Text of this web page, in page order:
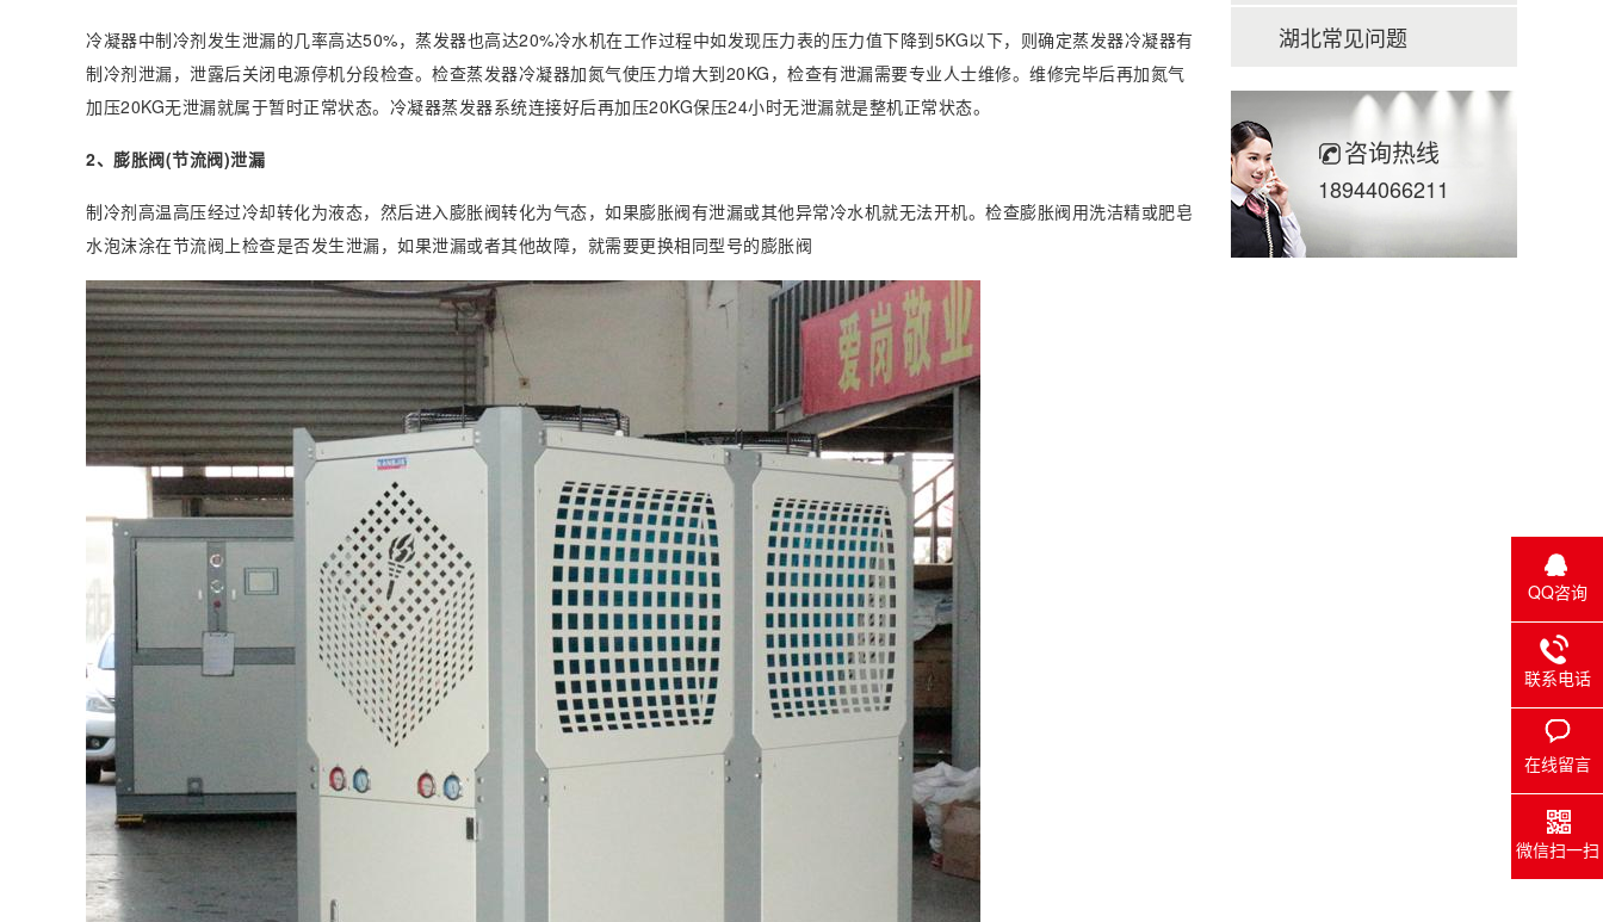
湖北常见问题
咨询热线
18944066211
冷凝器中制冷剂发生泄漏的几率高达50%，蒸发器也高达20%冷水机在工作过程中如发现压力表的压力值下降到5KG以下，则确定蒸发器冷凝器有
制冷剂泄漏，泄露后关闭电源停机分段检查。检查蒸发器冷凝器加氮气使压力增大到20KG，检查有泄漏需要专业人士维修。维修完毕后再加氮气
加压20KG无泄漏就属于暂时正常状态。冷凝器蒸发器系统连接好后再加压20KG保压24小时无泄漏就是整机正常状态。
2、膨胀阀(节流阀)泄漏
制冷剂高温高压经过冷却转化为液态，然后进入膨胀阀转化为气态，如果膨胀阀有泄漏或其他异常冷水机就无法开机。检查膨胀阀用洗洁精或肥皂
水泡沫涂在节流阀上检查是否发生泄漏，如果泄漏或者其他故障，就需要更换相同型号的膨胀阀
QQ咨询
联系电话
在线留言
微信扫一扫